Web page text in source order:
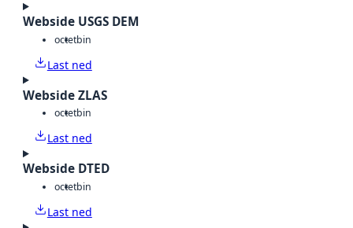
Webside USGS DEM
octetbin
Last ned
Webside ZLAS
octetbin
Last ned
Webside DTED
octetbin
Last ned